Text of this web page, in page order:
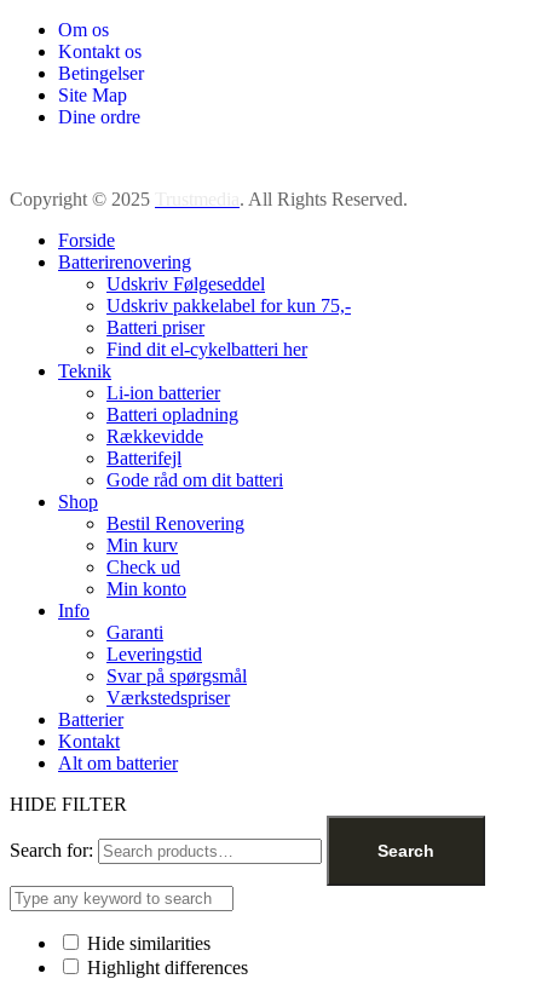
Om os
Kontakt os
Betingelser
Site Map
Dine ordre
Copyright © 2025
. All Rights Reserved.
Forside
Batterirenovering
Udskriv Følgeseddel
Udskriv pakkelabel for kun 75,-
Batteri priser
Find dit el-cykelbatteri her
Teknik
Li-ion batterier
Batteri opladning
Rækkevidde
Batterifejl
Gode råd om dit batteri
Shop
Bestil Renovering
Min kurv
Check ud
Min konto
Info
Garanti
Leveringstid
Svar på spørgsmål
Værkstedspriser
Batterier
Kontakt
Alt om batterier
HIDE FILTER
Search for: Search
Hide similarities
Highlight differences